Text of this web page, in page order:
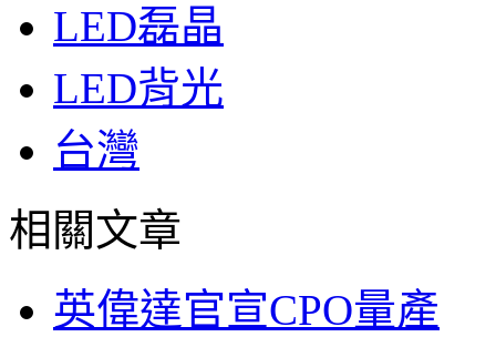
LED磊晶
LED背光
台灣
相關文章
英偉達官宣CPO量產